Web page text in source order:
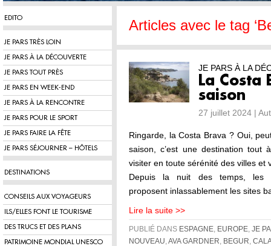
EDITO
JE PARS TRÈS LOIN
JE PARS À LA DÉCOUVERTE
JE PARS TOUT PRÈS
JE PARS EN WEEK-END
JE PARS À LA RENCONTRE
JE PARS POUR LE SPORT
JE PARS FAIRE LA FÊTE
JE PARS SÉJOURNER – HÔTELS
DESTINATIONS
CONSEILS AUX VOYAGEURS
ILS/ELLES FONT LE TOURISME
DES TRUCS ET DES PLANS
PATRIMOINE MONDIAL UNESCO
Articles avec le tag
JE PARS À LA
La Costa
saison
27 juillet 2024 |
Ringarde, la Costa Brava ? Oui,
saison, c’est une destination
visiter en toute sérénité des villes et
Depuis la nuit des temps, les
proposent inlassablement les sites
Lire la suite >>
PUBLIÉ DANS ESPAGNE EUROPE JE
NOUVEAU AVA GARDNER BEGUR